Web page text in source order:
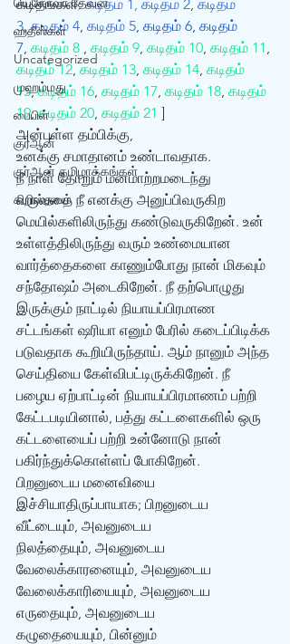
ஹதீஸ்கள்
Uncategorized
முஹம்மது
பைபிள்
குர்‍ஆன்
குர்‍ஆன் தமிழாக்கங்கள்
கிறிஸ்தவம்
கடிதங்கள்: கடிதம் 1, கடிதம் 2, கடிதம்
3, கடிதம் 4, கடிதம் 5, கடிதம் 6, கடிதம்
7, கடிதம் 8 , கடிதம் 9, கடிதம் 10, கடிதம் 11,
கடிதம் 12, கடிதம் 13, கடிதம் 14, கடிதம்
15, கடிதம் 16, கடிதம் 17, கடிதம் 18, கடிதம்
19, கடிதம் 20, கடிதம் 21 ]
அன்புள்ள தம்பிக்கு,
உனக்கு சமாதானம் உண்டாவதாக.
நீ நாள் தோறும் மனமாற்றமடைந்து
வருவதை நீ எனக்கு அனுப்பிவருகிற
மெயில்களிலிருந்து கண்டுவருகிறேன். உன்
உள்ளத்திலிருந்து வரும் உண்மையான
வார்த்தைகளை காணும்போது நான் மிகவும்
சந்தோஷம் அடைகிறேன். நீ தற்பொழுது
இருக்கும் நாட்டில் நியாயப்பிரமாண
சட்டங்கள் ஷரியா எனும் பேரில் கடைப்பிடிக்க
படுவதாக கூறியிருந்தாய். ஆம் நானும் அந்த
செய்தியை கேள்விபட்டிருக்கிறேன். நீ
பழைய ஏற்பாட்டின் நியாயப்பிரமாணம் பற்றி
கேட்டபடியினால், பத்து கட்டளைகளில் ஒரு
கட்டளையைப் பற்றி உன்னோடு நான்
பகிர்ந்துக்கொள்ளப் போகிறேன்.
பிறனுடைய மனைவியை
இச்சியாதிருப்பாயாக; பிறனுடைய
வீட்டையும், அவனுடைய
நிலத்தையும், அவனுடைய
வேலைக்காரனையும், அவனுடைய
வேலைக்காரியையும், அவனுடைய
எருதையும், அவனுடைய
கழுதையையும், பின்னும்